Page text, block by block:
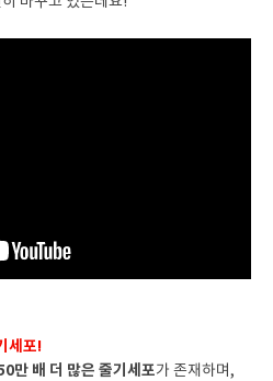
세포!
만 배 더 많은 줄기세포가 존재하며,